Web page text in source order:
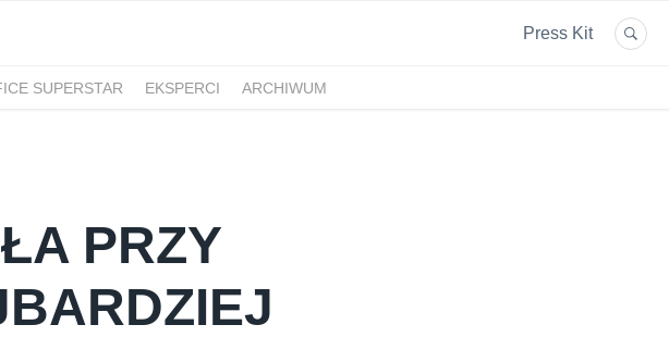
Press Kit
SUPERSTAR EKSPERCI ARCHIWUM
PRZY